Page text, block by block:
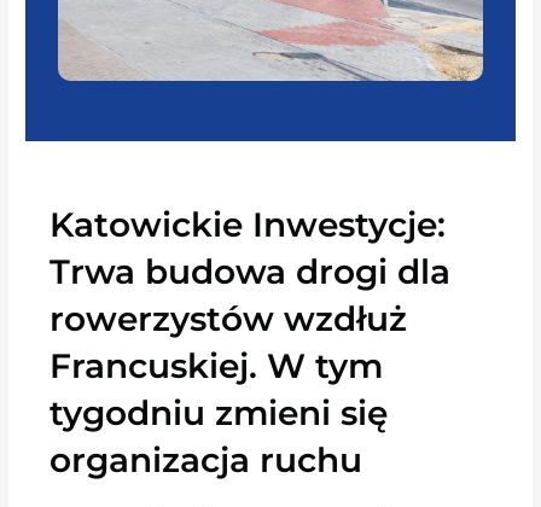
Katowickie Inwestycje:
Trwa budowa drogi dla
rowerzystów wzdłuż
Francuskiej. W tym
tygodniu zmieni się
organizacja ruchu